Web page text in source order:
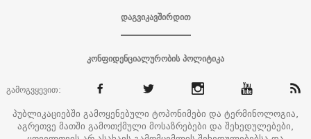
დაგვიკავშირდით
კონფიდენციალურობის პოლიტიკა
გამოგვყევით:
პუბლიკაციებში გამოყენებული ტოპონიმები და ტერმინოლოგია,
აგრეთვე მათში გამოთქმული მოსაზრებები და შეხედულებები,